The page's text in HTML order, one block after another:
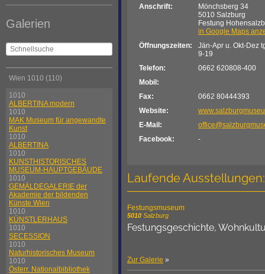
Galerien
Wien 1010 (110)
1010
ALBERTINA modern
1010
MAK Museum für angewandte
Kunst
1010
ALBERTINA
1010
KUNSTHISTORISCHES
MUSEUM-HAUPTGEBÄUDE
1010
GEMÄLDEGALERIE der
Akademie der bildenden
Künste Wien
1010
KÜNSTLERHAUS
1010
SECESSION
1010
Naturhistorisches Museum
1010
Österr. Nationalbibliothek
Anschrift:
Mönchsberg 34
5010 Salzburg
Festung
in Google Maps
Öffnungszeiten:
Jän-Apr u. Okt-Dez
9-19
Telefon:
0662 620808-400
Mobil:
Fax:
0662 80444393
Website:
E-Mail:
Facebook:
-
Laufende Ausstellungen:
Festungsmuseum
5010 Salzburg
Festungsgeschichte,
Zur Galerie »